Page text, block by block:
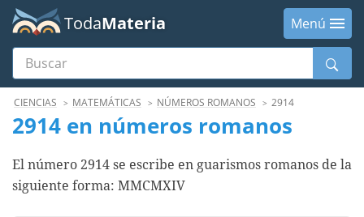
TodaMateria
Menú
Buscar
MenúCIENCIAS MATEMÁTICAS NÚMEROS ROMANOS 2914
2914 en números romanos
El número 2914 se escribe en guarismos romanos de la
siguiente forma: MMCMXIV